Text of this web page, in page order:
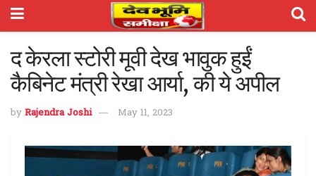
द केरला स्टोरी मूवी देख भावुक हुईं
कैबिनेट मंत्री रेखा आर्या, की ये अपील
by Rajendra Joshi May 11, 2023